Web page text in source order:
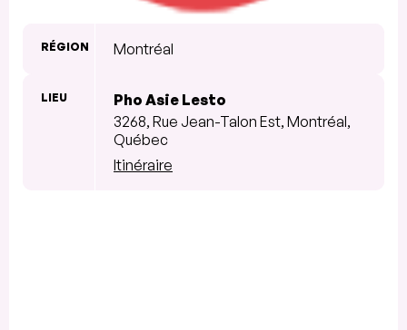
RÉGION Montréal
LIEU
Pho Asie Lesto
3268, Rue Jean-Talon Est, Montréal,
Québec
Itinéraire